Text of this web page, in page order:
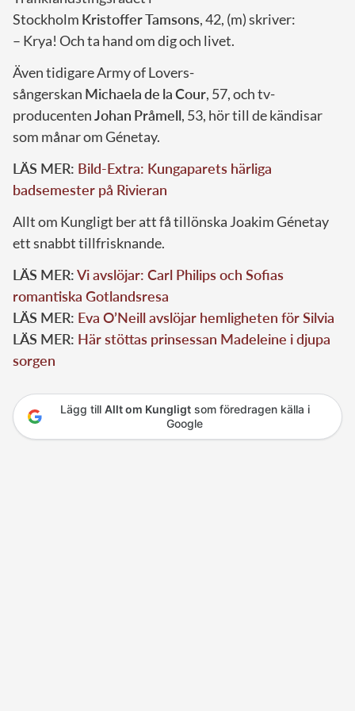
Stockholm KristofferTamsons, 42, (m) skriver:
– Krya! Och ta hand om dig och livet.
Även tidigare Army of Lovers-
sångerskan Michaelade laCour, 57, och tv-
producentenJohan Pråmell, 53, hör till de kändisar
som månar om Génetay.
LÄS MER: Bild-Extra: Kungaparets härliga
badsemester på Rivieran
Allt om Kungligt ber att få tillönska Joakim Génetay
ett snabbt tillfrisknande.
LÄS MER:Vi avslöjar: Carl Philips och Sofias
romantiska Gotlandsresa
LÄS MER: Eva O’Neill avslöjar hemligheten för Silvia
LÄS MER: Här stöttas prinsessan Madeleine i djupa
sorgen
Lägg till Allt om Kungligtsom föredragen källa i
Google